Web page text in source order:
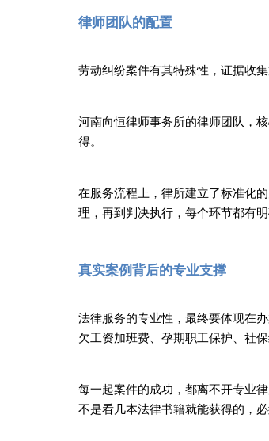
律师团队的配置
劳动纠纷案件有其特殊性，证据收
河南向恒律师事务所的律师团队，
得。
在服务流程上，律所建立了标准化
理，再到判决执行，每个环节都有
真实案例背后的专业支撑
法律服务的专业性，最终要体现在
欠工资加班费 、孕期职工保护、社
每一起案件的成功，都离不开专业
不是看几本法律书籍就能获得的，